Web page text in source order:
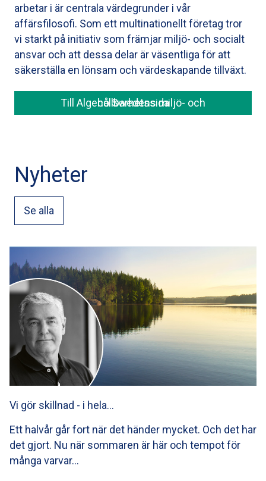
arbetar i är centrala värdegrunder i vår
affärsfilosofi. Som ett multinationellt företag tror
vi starkt på initiativ som främjar miljö- och socialt
ansvar och att dessa delar är väsentliga för att
säkerställa en lönsam och värdeskapande tillväxt.
Till Algeco Swedens miljö- och hållbarhetssida
Nyheter
Se alla
Vi gör skillnad - i hela…
Ett halvår går fort när det händer mycket. Och det har
det gjort. Nu när sommaren är här och tempot för
många varvar…